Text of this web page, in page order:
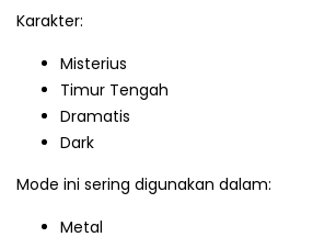
Karakter:
Misterius
Timur Tengah
Dramatis
Dark
Mode ini sering digunakan dalam:
Metal